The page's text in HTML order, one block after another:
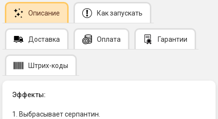
Описание Как запускать
Доставка Оплата Гарантии
Штрих-коды
Эффекты:
1. Выбрасывает серпантин.